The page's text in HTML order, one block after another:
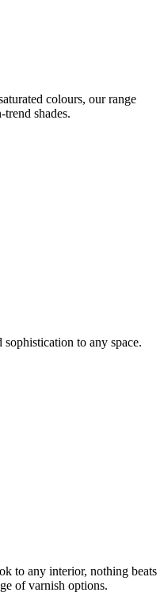
colours, our range
shades.
to any space.
to any interior, nothing beats
of varnish options.